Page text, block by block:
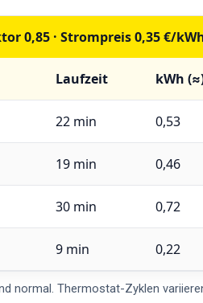
0,85 · Strompreis 0,35 €/
Laufzeit kWh
22 min 0,53
19 min 0,46
30 min 0,72
9 min 0,22
normal. Thermostat-Zyklen